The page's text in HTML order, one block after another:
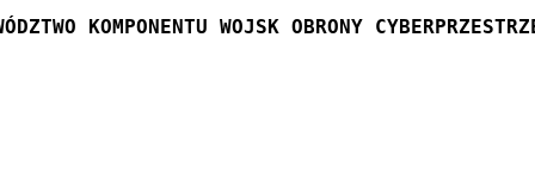
KOMPONENTU WOJSK OBRONY